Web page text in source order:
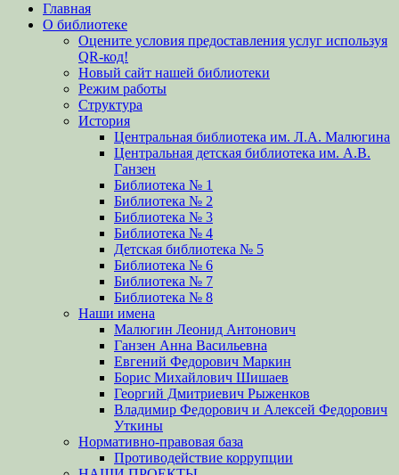
вверх
Главная
О библиотеке
Оцените условия предоставления услуг используя
QR-код!
Новый сайт нашей библиотеки
Режим работы
Структура
История
Центральная библиотека им. Л.А. Малюгина
Центральная детская библиотека им. А.В.
Ганзен
Библиотека № 1
Библиотека № 2
Библиотека № 3
Библиотека № 4
Детская библиотека № 5
Библиотека № 6
Библиотека № 7
Библиотека № 8
Наши имена
Малюгин Леонид Антонович
Ганзен Анна Васильевна
Евгений Федорович Маркин
Борис Михайлович Шишаев
Георгий Дмитриевич Рыженков
Владимир Федорович и Алексей Федорович
Уткины
Нормативно-правовая база
Противодействие коррупции